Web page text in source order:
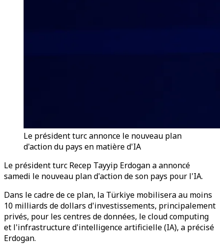
Le président turc annonce le nouveau plan
d'action du pays en matière d'IA
Le président turc Recep Tayyip Erdogan a annoncé
samedi le nouveau plan d'action de son pays pour l'IA.
Dans le cadre de ce plan, la Türkiye mobilisera au moins
10 milliards de dollars d'investissements, principalement
privés, pour les centres de données, le cloud computing
et l'infrastructure d'intelligence artificielle (IA), a précisé
Erdogan.